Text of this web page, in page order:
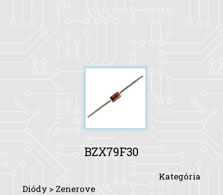
BZX79F30
Kategória
Diódy > Zenerove